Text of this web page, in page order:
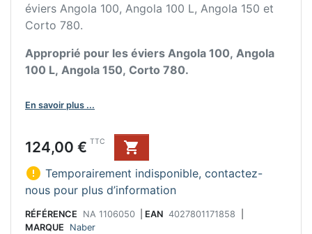
éviers Angola 100, Angola 100 L, Angola 150 et
Corto 780.
Approprié pour les éviers Angola 100, Angola
100 L, Angola 150, Corto 780.
En savoir plus ...
Prix
124,00 € TTC

 Temporairement indisponible, contactez-
nous pour plus d’information
RÉFÉRENCE NA 1106050 EAN 4027801171858
MARQUE
Naber